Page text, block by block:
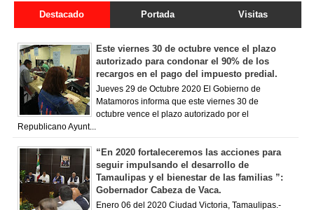
Destacado Portada Visitas
Este viernes 30 de octubre vence el plazo
autorizado para condonar el 90% de los
recargos en el pago del impuesto predial.
Jueves 29 de Octubre 2020 El Gobierno de
Matamoros informa que este viernes 30 de
octubre vence el plazo autorizado por el
Republicano Ayunt...
“En 2020 fortaleceremos las acciones para
seguir impulsando el desarrollo de
Tamaulipas y el bienestar de las familias ”:
Gobernador Cabeza de Vaca.
Enero 06 del 2020 Ciudad Victoria, Tamaulipas.-